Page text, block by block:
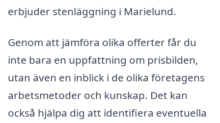
erbjuder stenläggning i Marielund.
Genom att jämföra olika offerter får du
inte bara en uppfattning om prisbilden,
utan även en inblick i de olika företagens
arbetsmetoder och kunskap. Det kan
också hjälpa dig att identifiera eventuella